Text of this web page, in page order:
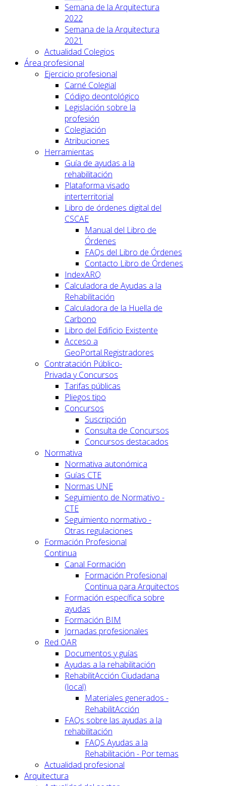
Semana de la Arquitectura
2022
Semana de la Arquitectura
2021
Actualidad Colegios
Área profesional
Ejercicio profesional
Carné Colegial
Código deontológico
Legislación sobre la
profesión
Colegiación
Atribuciones
Herramientas
Guía de ayudas a la
rehabilitación
Plataforma visado
interterritorial
Libro de órdenes digital del
CSCAE
Manual del Libro de
Órdenes
FAQs del Libro de Órdenes
Contacto Libro de Órdenes
IndexARQ
Calculadora de Ayudas a la
Rehabilitación
Calculadora de la Huella de
Carbono
Libro del Edificio Existente
Acceso a
GeoPortal.Registradores
Contratación Público-
Privada y Concursos
Tarifas públicas
Pliegos tipo
Concursos
Suscripción
Consulta de Concursos
Concursos destacados
Normativa
Normativa autonómica
Guías CTE
Normas UNE
Seguimiento de Normativo -
CTE
Seguimiento normativo -
Otras regulaciones
Formación Profesional
Continua
Canal Formación
Formación Profesional
Continua para Arquitectos
Formación específica sobre
ayudas
Formación BIM
Jornadas profesionales
Red OAR
Documentos y guías
Ayudas a la rehabilitación
RehabilitAcción Ciudadana
(local)
Materiales generados -
RehabilitAcción
FAQs sobre las ayudas a la
rehabilitación
FAQS Ayudas a la
Rehabilitación - Por temas
Actualidad profesional
Arquitectura